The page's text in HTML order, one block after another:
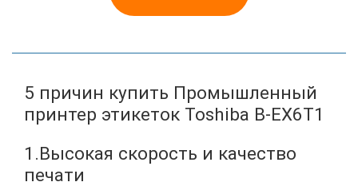
5 причин купить Промышленный
принтер этикеток Toshiba B-EX6T1
1.Высокая скорость и качество
печати